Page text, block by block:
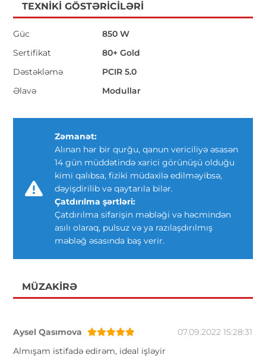
TEXNIKI GÖSTƏRICILƏRI
Güc
850 W
Sertifikat
80+ Gold
Dəstəkləmə
PCIR 5.0
Əlavə
Modullar
Zəmanət:
Alınan hər bir qurğu, qanun vericiliyə əsasən
14 gün müddətində xarici görünüşü olduğu
kimi qalıbsa, fiziki müdaxilə edilməyibsə,
dəyişdirilib və qaytarıla bilər.
Çatdırılma şərtləri:
Çatdırılma sifarişin məbləği və həcmindən
asılı olaraq, pulsuz və ya razılaşdırılmış
məbləğ əsasında baş verir.
MÜZAKIRƏ
Aysel Qasımova
07.09.2022 15:28:31
Almışam istifadə edirəm, ideal işləyir